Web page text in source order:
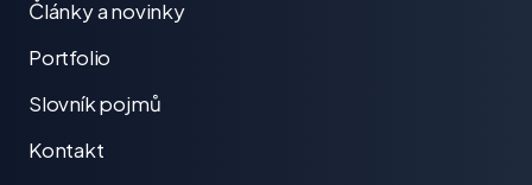
Články a novinky
Portfolio
Slovník pojmů
Kontakt